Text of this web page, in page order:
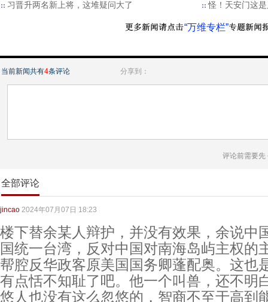
习晋升两名新上将，这堆疑问大了
怪！天安门这
“万维专栏”
当前新闻共有4条评论 分享到：
评论前需要先
全部评论
jincao 2024年07月07日 18:23
楼下替余某人辩护，并没有效果，余说中
国统一台湾，反对中国对南海岛屿主权的
帮腔反华政客原美国国务卿蓬配奥。这也
有点恬不知耻了吧。他一个叫兽，还不明
悠人也没有这么忽悠的，智商不至于高到